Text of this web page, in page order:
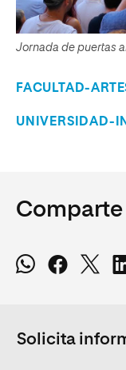
Jornada de puertas
FACULTAD-
UNIVERSIDAD-
Solicita